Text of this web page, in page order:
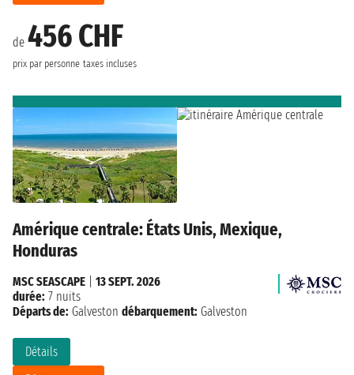
de 456 CHF
prix par personne taxes incluses
Amérique centrale: États Unis, Mexique,
Honduras
Détails
MSC SEASCAPE
13 SEPT. 2026
durée: 7 nuits
Départs de: Galveston débarquement: Galveston